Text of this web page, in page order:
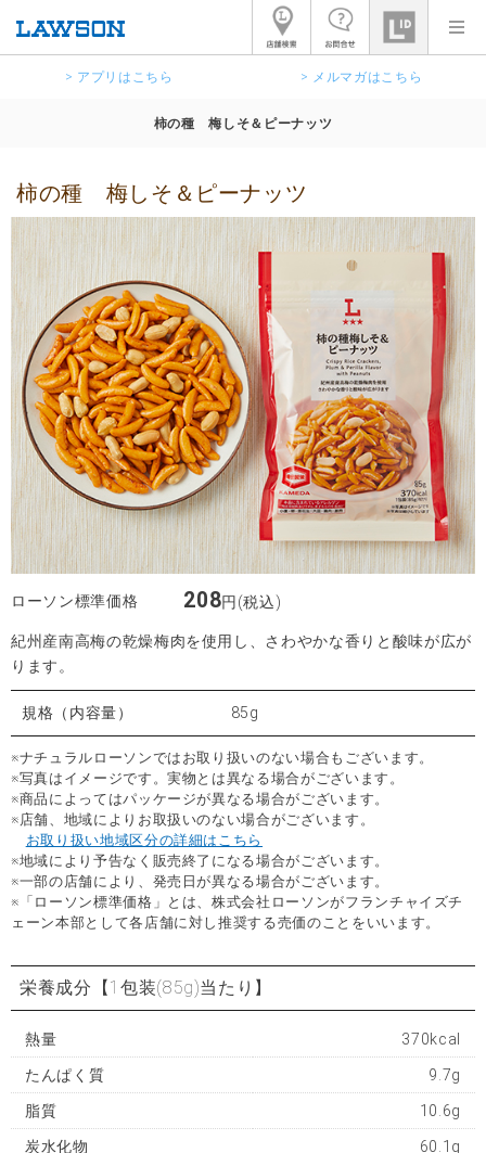
> アプリはこちら > メルマガはこちら
柿の種 梅しそ＆ピーナッツ
柿の種 梅しそ＆ピーナッツ
ローソン標準価格 208円(税込)
紀州産南高梅の乾燥梅肉を使用し、さわやかな香りと酸味が広が
ります。
規格（内容量） 85g
※ナチュラルローソンではお取り扱いのない場合もございます。
※写真はイメージです。実物とは異なる場合がございます。
※商品によってはパッケージが異なる場合がございます。
※店舗、地域によりお取扱いのない場合がございます。
お取り扱い地域区分の詳細はこちら
※地域により予告なく販売終了になる場合がございます。
※一部の店舗により、発売日が異なる場合がございます。
※「ローソン標準価格」とは、株式会社ローソンがフランチャイズチ
ェーン本部として各店舗に対し推奨する売価のことをいいます。
栄養成分 【1包装(85g)当たり】
熱量 370kcal
たんぱく質 9.7g
脂質 10.6g
炭水化物 60.1g